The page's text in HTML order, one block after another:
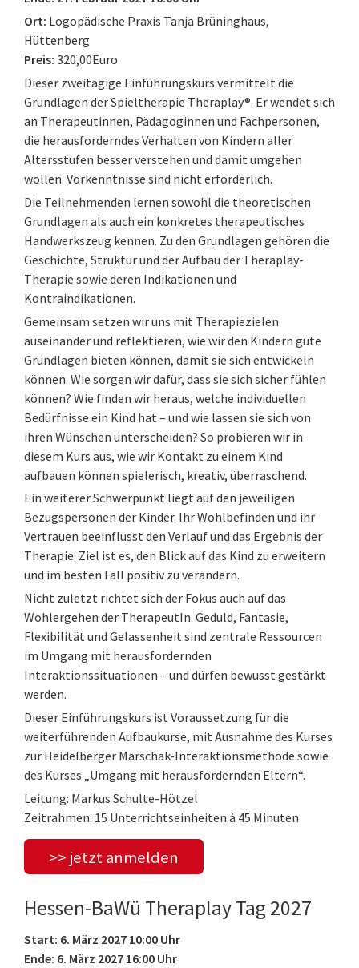
Ort: Logopädische Praxis Tanja Brüninghaus,
Hüttenberg
Preis: 320,00Euro
Dieser zweitägige Einführungskurs vermittelt die
Grundlagen der Spieltherapie Theraplay®. Er wendet sich
an Therapeutinnen, Pädagoginnen und Fachpersonen,
die herausforderndes Verhalten von Kindern aller
Altersstufen besser verstehen und damit umgehen
wollen. Vorkenntnisse sind nicht erforderlich.
Die Teilnehmenden lernen sowohl die theoretischen
Grundlagen als auch ein konkretes therapeutisches
Handwerkszeug kennen. Zu den Grundlagen gehören die
Geschichte, Struktur und der Aufbau der Theraplay-
Therapie sowie deren Indikationen und
Kontraindikationen.
Gemeinsam setzen wir uns mit Therapiezielen
auseinander und reflektieren, wie wir den Kindern gute
Grundlagen bieten können, damit sie sich entwickeln
können. Wie sorgen wir dafür, dass sie sich sicher fühlen
können? Wie finden wir heraus, welche individuellen
Bedürfnisse ein Kind hat – und wie lassen sie sich von
ihren Wünschen unterscheiden? So probieren wir in
diesem Kurs aus, wie wir Kontakt zu einem Kind
aufbauen können spielerisch, kreativ, überraschend.
Ein weiterer Schwerpunkt liegt auf den jeweiligen
Bezugspersonen der Kinder. Ihr Wohlbefinden und ihr
Vertrauen beeinflusst den Verlauf und das Ergebnis der
Therapie. Ziel ist es, den Blick auf das Kind zu erweitern
und im besten Fall positiv zu verändern.
Nicht zuletzt richtet sich der Fokus auch auf das
Wohlergehen der TherapeutIn. Geduld, Fantasie,
Flexibilität und Gelassenheit sind zentrale Ressourcen
im Umgang mit herausfordernden
Interaktionssituationen – und dürfen bewusst gestärkt
werden.
Dieser Einführungskurs ist Voraussetzung für die
weiterführenden Aufbaukurse, mit Ausnahme des Kurses
zur Heidelberger Marschak-Interaktionsmethode sowie
des Kurses „Umgang mit herausfordernden Eltern“.
Leitung: Markus Schulte-Hötzel
Zeitrahmen: 15 Unterrichtseinheiten à 45 Minuten
>> jetzt anmelden
Hessen-BaWü Theraplay Tag 2027
Start: 6. März 2027 10:00 Uhr
Ende: 6. März 2027 16:00 Uhr